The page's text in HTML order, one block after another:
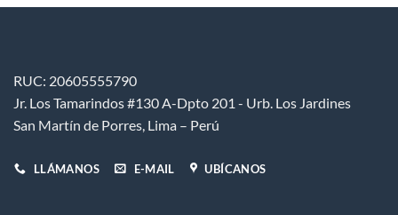
se
la
página
de
se
página
RUC: 20605555790
Jr. Los Tamarindos #130 A-Dpto 201 - Urb. Los Jardines
San Martín de Porres, Lima – Perú
LLÁMANOS E-MAIL UBÍCANOS